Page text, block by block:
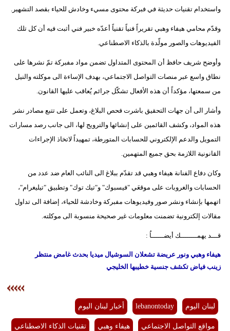
مدوَّنات
أبراج
واستخدام تقنيات حديثة في فبركة محتوى مسيء وخادش للحياء بقصد التشهير.
وقدّم محامي هيفاء وهبي تقريراً فنياً تقنياً أعدّه خبير فني أثبت فيه أن كل تلك
الفيديوهات والصور مولّدة بالذكاء الاصطناعي.
وأوضح شريف حافظ أن المحتوى المتداول تضمن مواد مفبركة تمّ نشرها على
نطاق واسع عبر منصات التواصل الاجتماعي، بهدف الإساءة الى موكلته والنيل
من سمعتها، مؤكداً أن هذه الأفعال تشكّل جرائم يُعاقب عليها القانون.
وأشار الى أن جهات التحقيق باشرت فحص البلاغ، وتعمل على تتبع مصادر نشر
هذه المواد، وكشف القائمين على إنشائها والترويج لها، الى جانب رصد مسارات
التمويل والدعم الإلكتروني للحسابات المتورطة، تمهيداً لاتخاذ الإجراءات
القانونية اللازمة بحق جميع المتهمين.
وكان دفاع الفنانة هيفاء وهبي قد تقدّم ببلاغ الى النائب العام ضد عدد من
الحسابات والغروبات على موقعَي "فيسبوك" و"تيك توك" وتطبيق "تيليغرام"،
اتهمها بإنشاء ونشر صور وفيديوهات مفبركة وخادشة للحياء، إضافة الى تداول
مقالات إلكترونية تضمنت معلومات غير صحيحة منسوبة الى موكلته.
قـــد يهمــــــــك أيضــــــاُ :
هيفاء وهبي ونور عريضة تشعلان السوشيال ميديا بحدث غامض منتظر
زينب فياض تكشف جنسية خطيبها الخليجي
لبنان اليوم lebanontoday أخبار لبنان اليوم
مواقع التواصل الاجتماعي هيفاء وهبي تقنيات الذكاء الاصطناعي